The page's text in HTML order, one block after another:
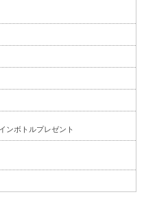
ンボトルプレゼント